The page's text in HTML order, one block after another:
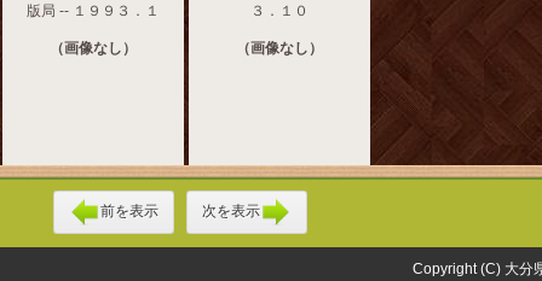
版局 -- １９９３．１
（画像なし）
３．１０
（画像なし）
前を表示 次を表示
Copyright (C) 大分